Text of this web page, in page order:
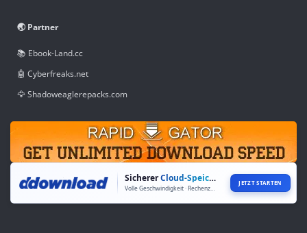
🌏 Partner
📚 Ebook-Land.cc
🤖 Cyberfreaks.net
🦅 Shadoweaglerepacks.com
SichererCloud-Speicher JETZT STARTEN